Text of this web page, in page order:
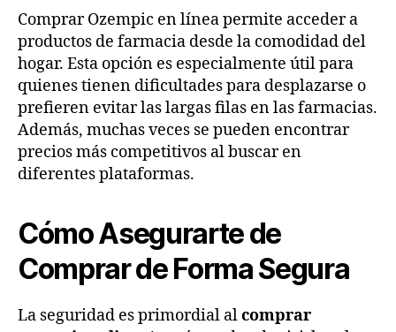
Comprar Ozempic en línea permite acceder a
productos de farmacia desde la comodidad del
hogar. Esta opción es especialmente útil para
quienes tienen dificultades para desplazarse o
prefieren evitar las largas filas en las farmacias.
Además, muchas veces se pueden encontrar
precios más competitivos al buscar en
diferentes plataformas.
Cómo Asegurarte de
Comprar de Forma Segura
La seguridad es primordial alcomprar